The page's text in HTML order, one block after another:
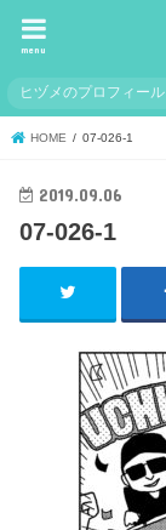
menu
ヒヅメのプロフィール
HOME 07-026-1
2019.09.06
07-026-1